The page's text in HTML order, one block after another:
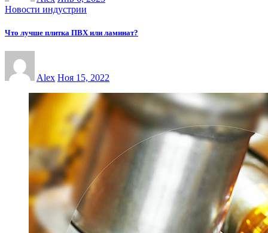
Новости индустрии
Что лучше плитка ПВХ или ламинат?
Alex Ноя 15, 2022